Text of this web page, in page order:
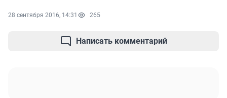
28 сентября 2016, 14:31 265
Написать комментарий